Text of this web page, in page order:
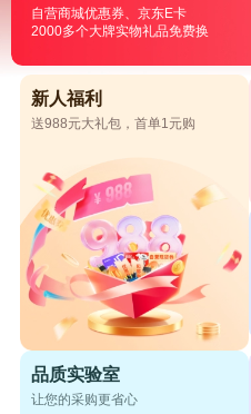
自营商城优惠券、京东E卡
2000多个大牌实物礼品免费换
新人福利
送988元大礼包，首单1元购
品质实验室
让您的采购更省心